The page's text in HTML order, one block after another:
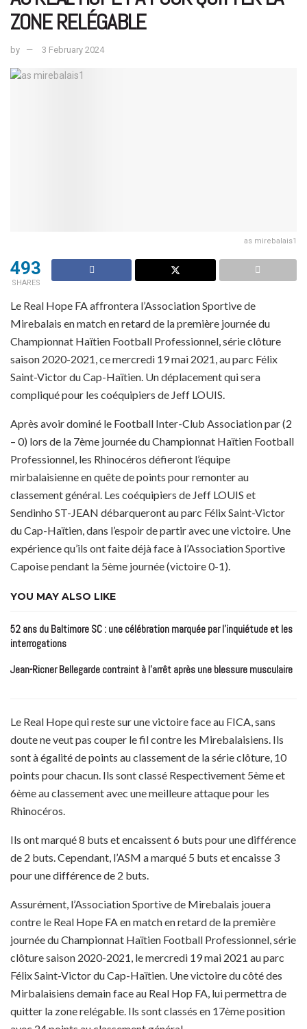
ZONE RELÉGABLE
by 3 February 2024
as mirebalais1
493
SHARES
Le Real Hope FA affrontera l’Association Sportive de
Mirebalais en match en retard de la première journée du
Championnat Haïtien Football Professionnel, série clôture
saison 2020-2021, ce mercredi 19 mai 2021, au parc Félix
Saint-Victor du Cap-Haïtien. Un déplacement qui sera
compliqué pour les coéquipiers de Jeff LOUIS.
Après avoir dominé le Football Inter-Club Association par (2
– 0) lors de la 7ème journée du Championnat Haïtien Football
Professionnel, les Rhinocéros défieront l’équipe
mirbalaisienne en quête de points pour remonter au
classement général. Les coéquipiers de Jeff LOUIS et
Sendinho ST-JEAN débarqueront au parc Félix Saint-Victor
du Cap-Haïtien, dans l’espoir de partir avec une victoire. Une
expérience qu’ils ont faite déjà face à l’Association Sportive
Capoise pendant la 5ème journée (victoire 0-1).
YOU MAY ALSO LIKE
52 ans du Baltimore SC : une célébration marquée par l’inquiétude et les
interrogations
Jean-Ricner Bellegarde contraint à l’arrêt après une blessure musculaire
Le Real Hope qui reste sur une victoire face au FICA, sans
doute ne veut pas couper le fil contre les Mirebalaisiens. Ils
sont à égalité de points au classement de la série clôture, 10
points pour chacun. Ils sont classé Respectivement 5ème et
6ème au classement avec une meilleure attaque pour les
Rhinocéros.
Ils ont marqué 8 buts et encaissent 6 buts pour une différence
de 2 buts. Cependant, l’ASM a marqué 5 buts et encaisse 3
pour une différence de 2 buts.
Assurément, l’Association Sportive de Mirebalais jouera
contre le Real Hope FA en match en retard de la première
journée du Championnat Haïtien Football Professionnel, série
clôture saison 2020-2021, le mercredi 19 mai 2021 au parc
Félix Saint-Victor du Cap-Haïtien. Une victoire du côté des
Mirbalaisiens demain face au Real Hop FA, lui permettra de
quitter la zone relégable. Ils sont classés en 17ème position